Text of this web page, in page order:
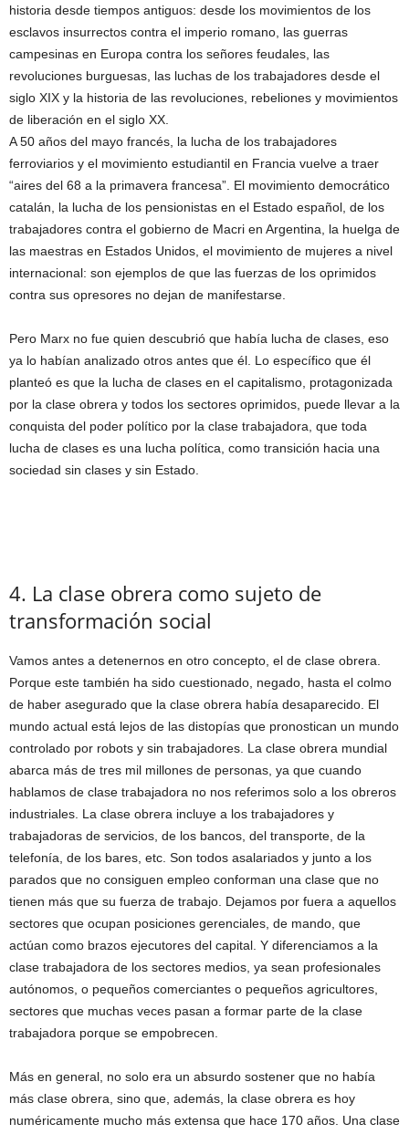
historia desde tiempos antiguos: desde los movimientos de los
esclavos insurrectos contra el imperio romano, las guerras
campesinas en Europa contra los señores feudales, las
revoluciones burguesas, las luchas de los trabajadores desde el
siglo XIX y la historia de las revoluciones, rebeliones y movimientos
de liberación en el siglo XX.
A 50 años del mayo francés, la lucha de los trabajadores
ferroviarios y el movimiento estudiantil en Francia vuelve a traer
“aires del 68 a la primavera francesa”. El movimiento democrático
catalán, la lucha de los pensionistas en el Estado español, de los
trabajadores contra el gobierno de Macri en Argentina, la huelga de
las maestras en Estados Unidos, el movimiento de mujeres a nivel
internacional: son ejemplos de que las fuerzas de los oprimidos
contra sus opresores no dejan de manifestarse.
Pero Marx no fue quien descubrió que había lucha de clases, eso
ya lo habían analizado otros antes que él. Lo específico que él
planteó es que la lucha de clases en el capitalismo, protagonizada
por la clase obrera y todos los sectores oprimidos, puede llevar a la
conquista del poder político por la clase trabajadora, que toda
lucha de clases es una lucha política, como transición hacia una
sociedad sin clases y sin Estado.
4. La clase obrera como sujeto de
transformación social
Vamos antes a detenernos en otro concepto, el de clase obrera.
Porque este también ha sido cuestionado, negado, hasta el colmo
de haber asegurado que la clase obrera había desaparecido. El
mundo actual está lejos de las distopías que pronostican un mundo
controlado por robots y sin trabajadores. La clase obrera mundial
abarca más de tres mil millones de personas, ya que cuando
hablamos de clase trabajadora no nos referimos solo a los obreros
industriales. La clase obrera incluye a los trabajadores y
trabajadoras de servicios, de los bancos, del transporte, de la
telefonía, de los bares, etc. Son todos asalariados y junto a los
parados que no consiguen empleo conforman una clase que no
tienen más que su fuerza de trabajo. Dejamos por fuera a aquellos
sectores que ocupan posiciones gerenciales, de mando, que
actúan como brazos ejecutores del capital. Y diferenciamos a la
clase trabajadora de los sectores medios, ya sean profesionales
autónomos, o pequeños comerciantes o pequeños agricultores,
sectores que muchas veces pasan a formar parte de la clase
trabajadora porque se empobrecen.
Más en general, no solo era un absurdo sostener que no había
más clase obrera, sino que, además, la clase obrera es hoy
numéricamente mucho más extensa que hace 170 años. Una clase